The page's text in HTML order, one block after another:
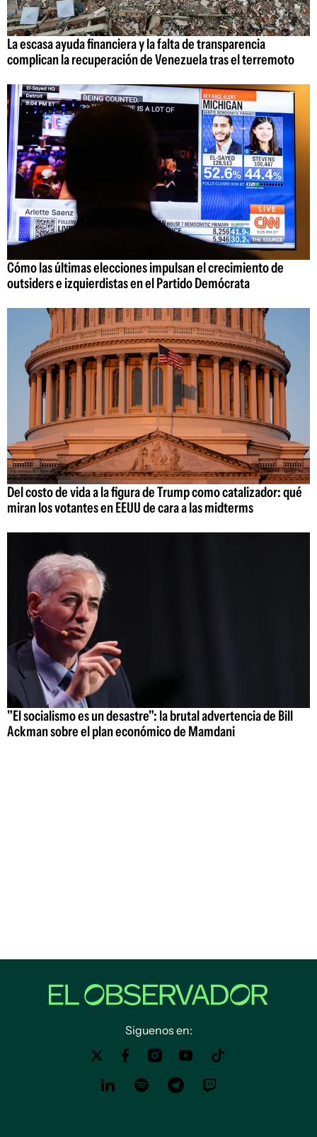
La escasa ayuda financiera y la falta de transparencia
complican la recuperación de Venezuela tras el terremoto
Cómo las últimas elecciones impulsan el crecimiento de
outsiders e izquierdistas en el Partido Demócrata
Del costo de vida a la figura de Trump como catalizador: qué
miran los votantes en EEUU de cara a las midterms
"El socialismo es un desastre": la brutal advertencia de Bill
Ackman sobre el plan económico de Mamdani
Siguenos en: